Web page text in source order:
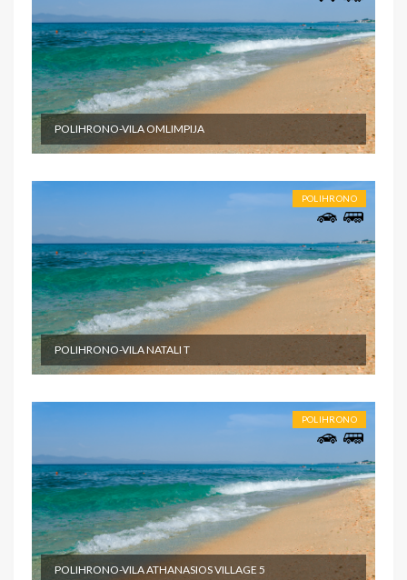
POLIHRONO-VILA OMLIMPIJA
POLIHRONO
POLIHRONO-VILA NATALI T
POLIHRONO
POLIHRONO-VILA ATHANASIOS VILLAGE 5